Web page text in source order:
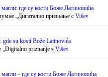
где су кости Боже Латиновића
„Ди­ги­тал­но при­зна­ње с Više»
su kosti Bože Latinovića
„Di­gi­tal­no pri­zna­nje s Više»
– где су кости Боже Латиновића